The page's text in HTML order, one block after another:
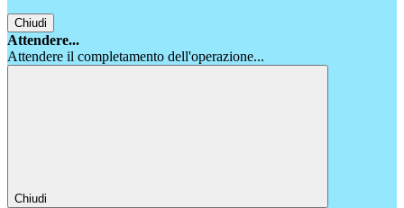
Chiudi
Attendere...
Attendere il completamento dell'operazione...
Chiudi